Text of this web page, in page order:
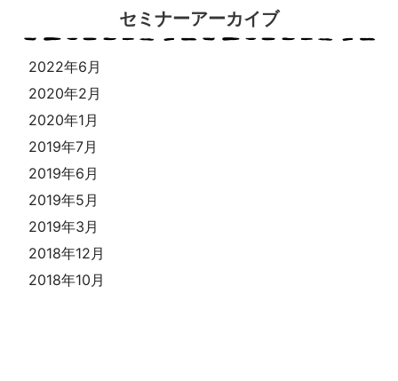
セミナーアーカイブ
2022年6月
2020年2月
2020年1月
2019年7月
2019年6月
2019年5月
2019年3月
2018年12月
2018年10月